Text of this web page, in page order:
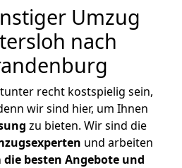
Umzug
nach
recht kostspielig sein,
wir sind hier, um Ihnen
zu bieten. Wir sind die
und arbeiten
die besten Angebote und